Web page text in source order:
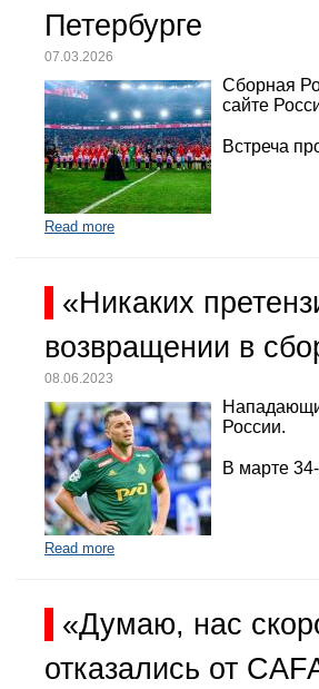
Петербурге
07.03.2026
Сборная
сайте
Встреча
Read more
«Никаких
возвращении в
08.06.2023
России.
В марте
Read more
«Думаю, нас
отказались от